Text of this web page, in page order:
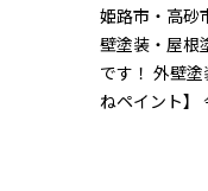
姫路市・高砂
壁塗装・屋根
です！ 外壁
ねペイント】